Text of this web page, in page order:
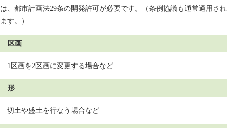
は、都市計画法29条の開発許可が必要です。（条例協議も通常適用され
ます。）
区画
1区画を2区画に変更する場合など
形
切土や盛土を行なう場合など